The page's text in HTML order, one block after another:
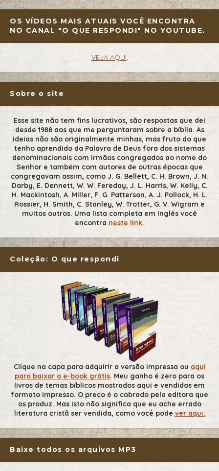
OS VÍDEOS MAIS ATUAIS VOCÊ ENCONTRA
NO CANAL "O QUE RESPONDI" NO YOUTUBE.
VEJA AQUI.
Sobre o site
Esse site não tem fins lucrativos, são respostas que dei
desde 1988 aos que me perguntaram sobre a bíblia. As
ideias não são originalmente minhas, mas fruto do que
tenho aprendido da Palavra de Deus fora dos sistemas
denominacionais com irmãos congregados ao nome do
Senhor e também com autores de outras épocas que
congregavam assim, como J. G. Bellett, C. H. Brown, J. N.
Darby, E. Dennett, W. W. Fereday, J. L. Harris, W. Kelly, C.
H. Mackintosh, A. Miller, F. G. Patterson, A. J. Pollock, H. L.
Rossier, H. Smith, C. Stanley, W. Trotter, G. V. Wigram e
muitos outros. Uma lista completa em inglês você
encontra neste link.
Coleção: O que respondi
Clique na capa para adquirir a versão impressa ou aqui
para baixar o e-book grátis. Meu ganho é zero para os
livros de temas bíblicos mostrados aqui e vendidos em
formato impresso. O preço é o cobrado pela editora que
os produz. Mas isto não significa que eu ache errado
literatura cristã ser vendida, como você pode ver aqui.
Baixe todos os arquivos MP3